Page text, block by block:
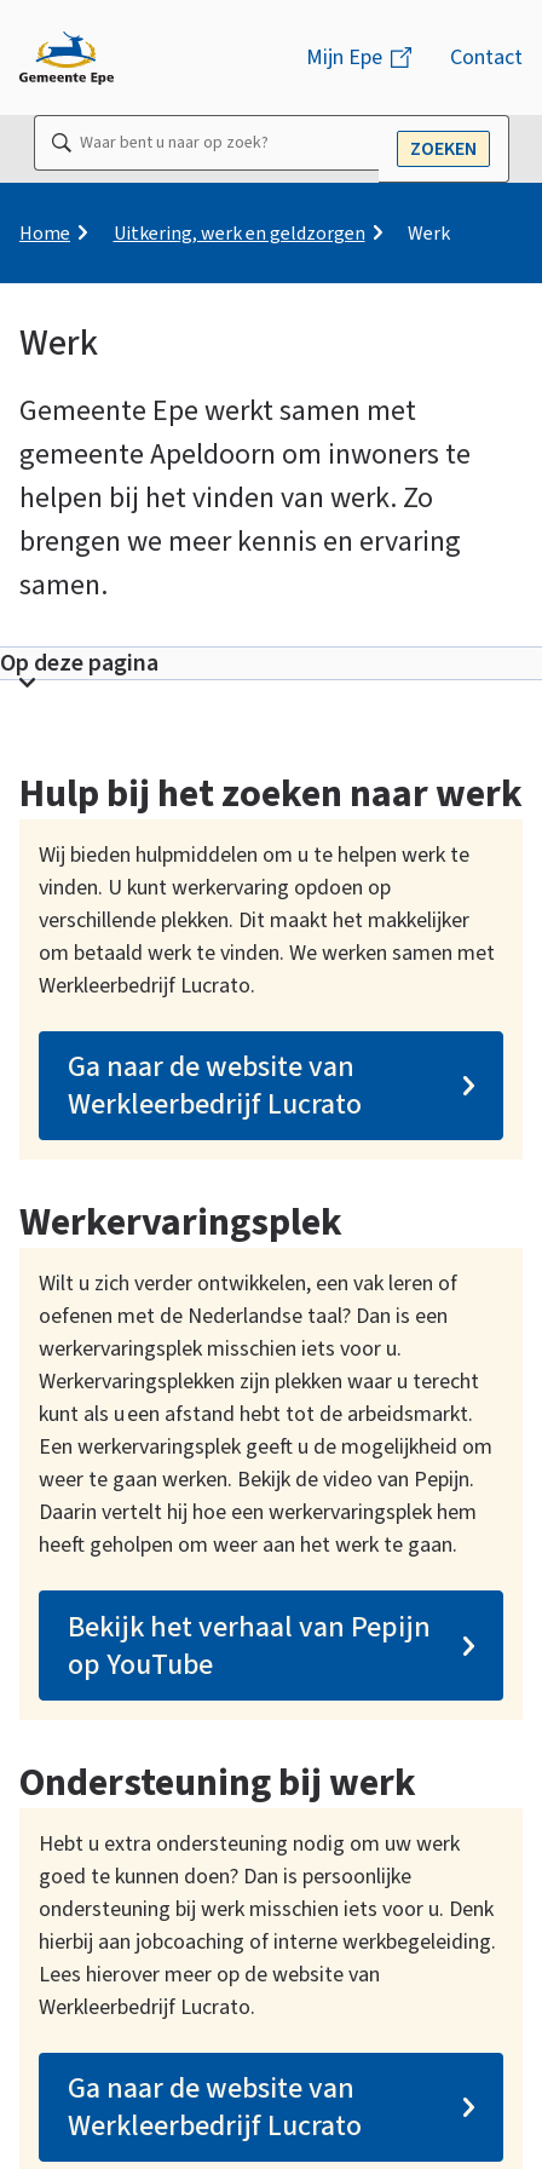
Mijn Epe(link
extern)
n
u
Contact
Waar
bent
naar
OPEN
ZOEKEN
K
u
m
l
p
a
d
Home Uitkering, werk en geldzorgen Werk
Werk
W
e
r
k
Gemeente Epe werkt samen met
gemeente Apeldoorn om inwoners te
helpen bij het vinden van werk. Zo
brengen we meer kennis en ervaring
samen.
Op deze pagina
n
s
e
c
t
e
l
i
Hulp bij het zoeken naar werk
Wij bieden hulpmiddelen om u te helpen werk te
vinden. U kunt werkervaring opdoen op
verschillende plekken. Dit maakt het makkelijker
om betaald werk te vinden. We werken samen met
Werkleerbedrijf Lucrato.
Ga naar de website van
Werkleerbedrijf Lucrato
Werkervaringsplek
Wilt u zich verder ontwikkelen, een vak leren of
oefenen met de Nederlandse taal? Dan is een
werkervaringsplek misschien iets voor u.
Werkervaringsplekken zijn plekken waar u terecht
kunt als u een afstand hebt tot de arbeidsmarkt.
Een werkervaringsplek geeft u de mogelijkheid om
weer te gaan werken. Bekijk de video van Pepijn.
Daarin vertelt hij hoe een werkervaringsplek hem
heeft geholpen om weer aan het werk te gaan.
Bekijk het verhaal van Pepijn
op YouTube
Ondersteuning bij werk
Hebt u extra ondersteuning nodig om uw werk
goed te kunnen doen? Dan is persoonlijke
ondersteuning bij werk misschien iets voor u. Denk
hierbij aan jobcoaching of interne werkbegeleiding.
Lees hierover meer op de website van
Werkleerbedrijf Lucrato.
Ga naar de website van
Werkleerbedrijf Lucrato